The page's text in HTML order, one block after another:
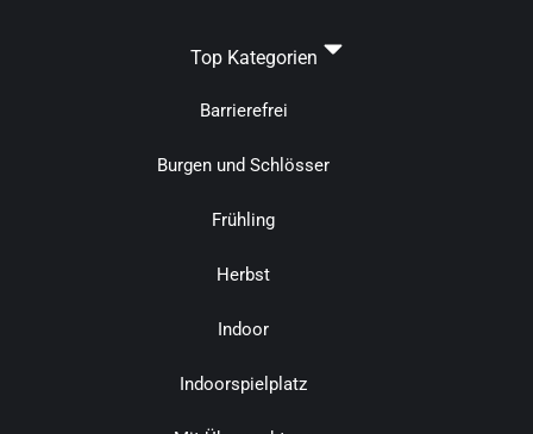
Top Kategorien
Barrierefrei
Burgen und Schlösser
Frühling
Herbst
Indoor
Indoorspielplatz